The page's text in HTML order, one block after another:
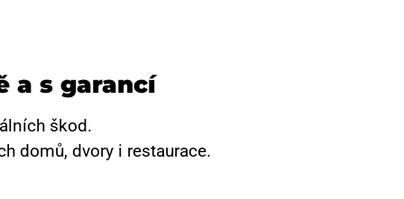
a s garancí
škod.
domů, dvory i restaurace.